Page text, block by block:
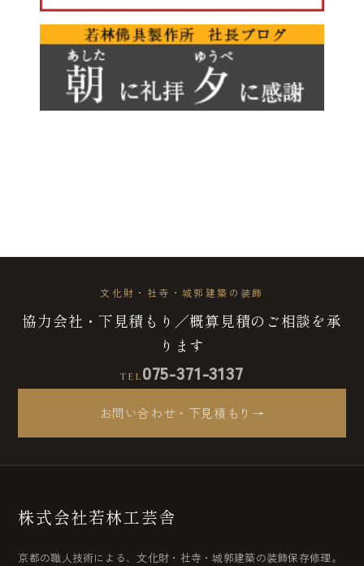
文化財・社寺・城郭建築の装飾
協力会社・下見積もり／概算見積のご相談を承
ります
TEL 075-371-3137
お問い合わせ・下見積もり →
株式会社若林工芸舎
京都の職人技術による、文化財・社寺・城郭建築の装飾保存修理。